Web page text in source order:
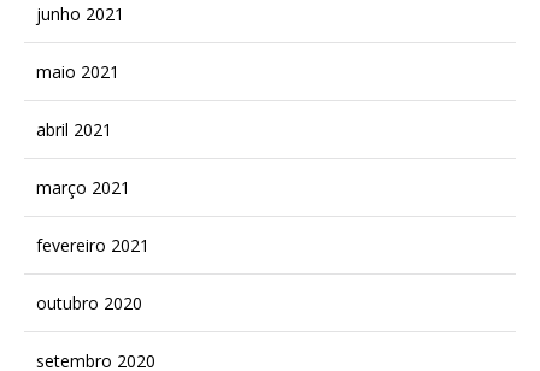
junho 2021
maio 2021
abril 2021
março 2021
fevereiro 2021
outubro 2020
setembro 2020